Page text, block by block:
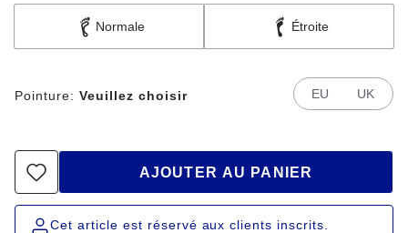
Normale Étroite
Pointure: Veuillez choisir EU UK
AJOUTER AU PANIER
Cet article est réservé aux clients inscrits.